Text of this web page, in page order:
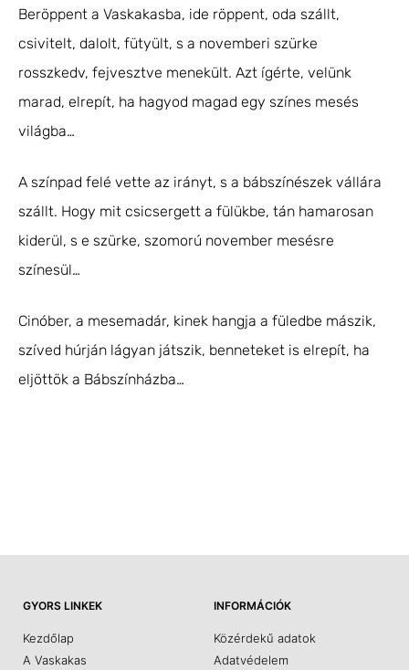
Beröppent a Vaskakasba, ide röppent, oda szállt,
csivitelt, dalolt, fütyült, s a novemberi szürke
rosszkedv, fejvesztve menekült. Azt ígérte, velünk
marad, elrepít, ha hagyod magad egy színes mesés
világba…
A színpad felé vette az irányt, s a bábszínészek vállára
szállt. Hogy mit csicsergett a fülükbe, tán hamarosan
kiderül, s e szürke, szomorú november mesésre
színesül…
Cinóber, a mesemadár, kinek hangja a füledbe mászik,
szíved húrján lágyan játszik, benneteket is elrepít, ha
eljöttök a Bábszínházba…
GYORS LINKEK
Kezdőlap
A Vaskakas
INFORMÁCIÓK
Közérdekű adatok
Adatvédelem